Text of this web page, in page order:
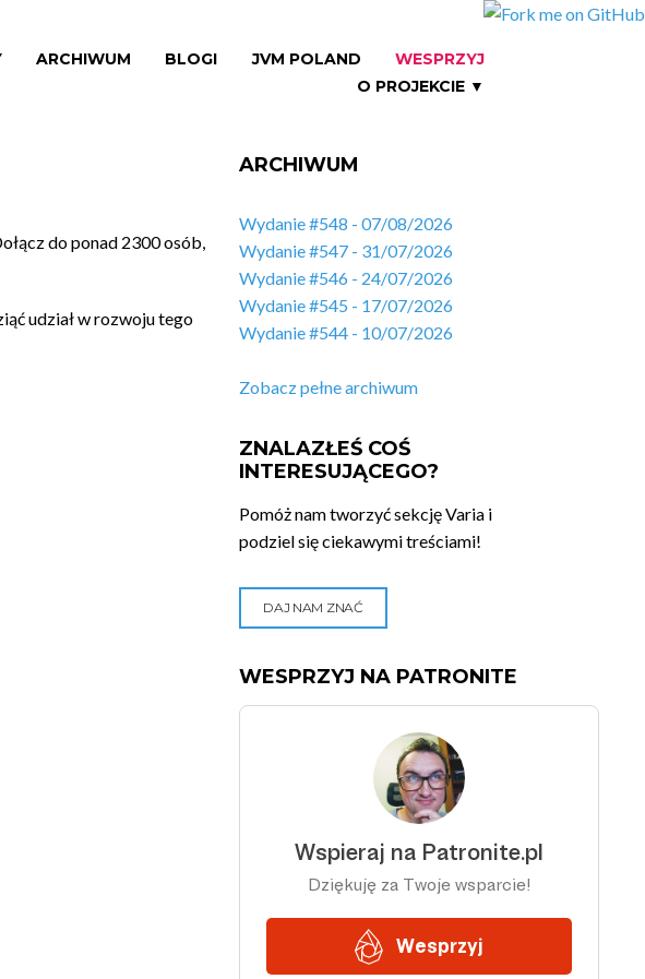
ARCHIWUM BLOGI JVM POLAND
WESPRZYJ
O PROJEKCIE ▼
do ponad 2300 osób,
udział w rozwoju tego
ARCHIWUM
Wydanie #548 - 07/08/2026
Wydanie #547 - 31/07/2026
Wydanie #546 - 24/07/2026
Wydanie #545 - 17/07/2026
Wydanie #544 - 10/07/2026
Zobacz pełne archiwum
ZNALAZŁEŚ COŚ
INTERESUJĄCEGO?
Pomóż nam tworzyć sekcję Varia i
podziel się ciekawymi treściami!
DAJ NAM ZNAĆ
WESPRZYJ NA PATRONITE